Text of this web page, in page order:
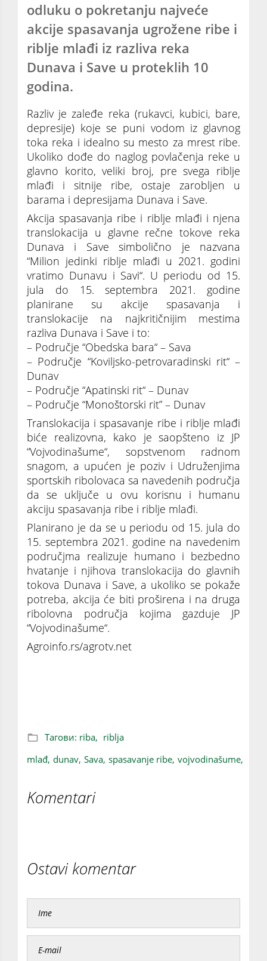
odluku o pokretanju najveće
akcije spasavanja ugrožene ribe i
riblje mlađi iz razliva reka
Dunava i Save u proteklih 10
godina.
Razliv je zaleđe reka (rukavci, kubici, bare,
depresije) koje se puni vodom iz glavnog
toka reka i idealno su mesto za mrest ribe.
Ukoliko dođe do naglog povlačenja reke u
glavno korito, veliki broj, pre svega riblje
mlađi i sitnije ribe, ostaje zarobljen u
barama i depresijama Dunava i Save.
Akcija spasavanja ribe i riblje mlađi i njena
translokacija u glavne rečne tokove reka
Dunava i Save simbolično je nazvana
“Milion jedinki riblje mlađi u 2021. godini
vratimo Dunavu i Savi“. U periodu od 15.
jula do 15. septembra 2021. godine
planirane su akcije spasavanja i
translokacije na najkritičnijim mestima
razliva Dunava i Save i to:
– Područje “Obedska bara“ – Sava
– Područje “Koviljsko-petrovaradinski rit“ –
Dunav
– Područje “Apatinski rit“ – Dunav
– Područje “Monoštorski rit” – Dunav
Translokacija i spasavanje ribe i riblje mlađi
biće realizovna, kako je saopšteno iz JP
“Vojvodinašume“, sopstvenom radnom
snagom, a upućen je poziv i Udruženjima
sportskih ribolovaca sa navedenih područja
da se uključe u ovu korisnu i humanu
akciju spasavanja ribe i riblje mlađi.
Planirano je da se u periodu od 15. jula do
15. septembra 2021. godine na navedenim
područjma realizuje humano i bezbedno
hvatanje i njihova translokacija do glavnih
tokova Dunava i Save, a ukoliko se pokaže
potreba, akcija će biti proširena i na druga
ribolovna područja kojima gazduje JP
“Vojvodinašume“.
Agroinfo.rs/agrotv.net
Тагови: riba, riblja
mlađ, dunav, Sava, spasavanje ribe, vojvodinašume,
Komentari
Ostavi komentar